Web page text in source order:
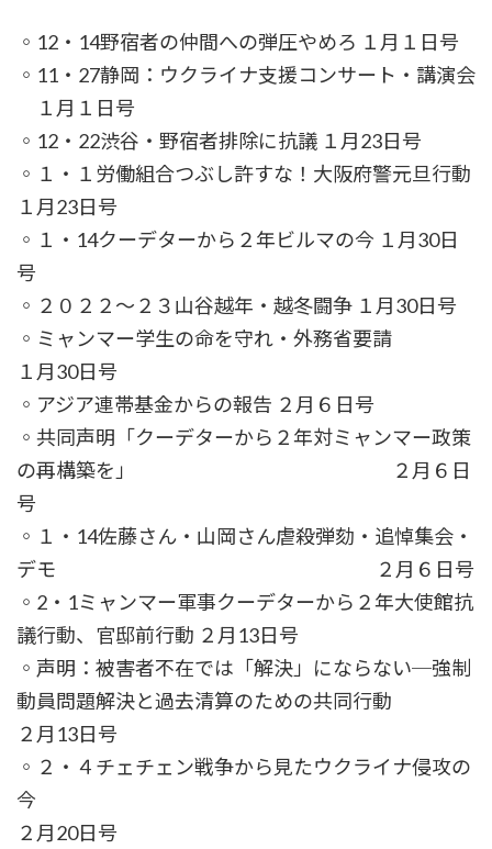
◦12・14野宿者の仲間への弾圧やめろ １月１日号
◦11・27静岡：ウクライナ支援コンサート・講演会
１月１日号
◦12・22渋谷・野宿者排除に抗議 １月23日号
◦１・１労働組合つぶし許すな！大阪府警元旦行動
１月23日号
◦１・14クーデターから２年ビルマの今 １月30日
号
◦２０２２～２３山谷越年・越冬闘争 １月30日号
◦ミャンマー学生の命を守れ・外務省要請
１月30日号
◦アジア連帯基金からの報告 ２月６日号
◦共同声明「クーデターから２年対ミャンマー政策
の再構築を」 ２月６日
号
◦１・14佐藤さん・山岡さん虐殺弾劾・追悼集会・
デモ ２月６日号
◦2・1ミャンマー軍事クーデターから２年大使館抗
議行動、官邸前行動 ２月13日号
◦声明：被害者不在では「解決」にならない─強制
動員問題解決と過去清算のための共同行動
２月13日号
◦２・４チェチェン戦争から見たウクライナ侵攻の
今
２月20日号